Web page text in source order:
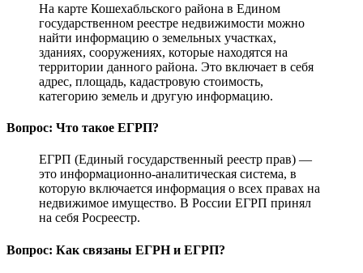
На карте Кошехабльского района в Едином
государственном реестре недвижимости можно
найти информацию о земельных участках,
зданиях, сооружениях, которые находятся на
территории данного района. Это включает в себя
адрес, площадь, кадастровую стоимость,
категорию земель и другую информацию.
Вопрос: Что такое ЕГРП?
ЕГРП (Единый государственный реестр прав) —
это информационно-аналитическая система, в
которую включается информация о всех правах на
недвижимое имущество. В России ЕГРП принял
на себя Росреестр.
Вопрос: Как связаны ЕГРН и ЕГРП?